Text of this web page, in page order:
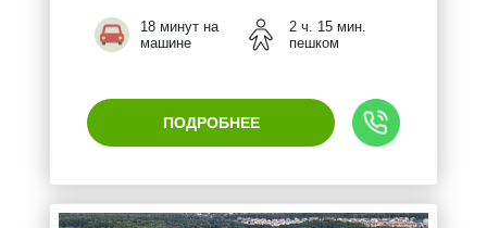
18 минут на
машине
2 ч. 15 мин.
пешком
ПОДРОБНЕЕ